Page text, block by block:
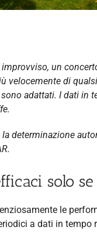
un
velocemente di
adattati. I dati in
determinazione
solo
le
a dati in tempo